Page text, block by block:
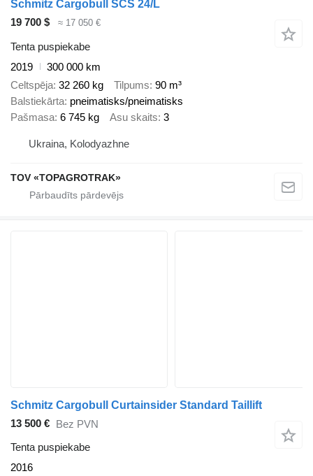
Schmitz Cargobull SCS 24/L
19 700 $
≈ 17 050 €
Tenta puspiekabe
2019
300 000 km
Celtspēja 32 260 kg Tilpums 90 m³
Balstiekārta pneimatisks/pneimatisks
Pašmasa 6 745 kg Asu skaits 3
Ukraina, Kolodyazhne
TOV «TOPAGROTRAK»
Schmitz Cargobull Curtainsider Standard Taillift
13 500 € Bez PVN
Tenta puspiekabe
2016